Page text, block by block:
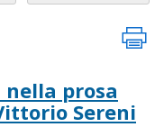
nella prosa
Sereni